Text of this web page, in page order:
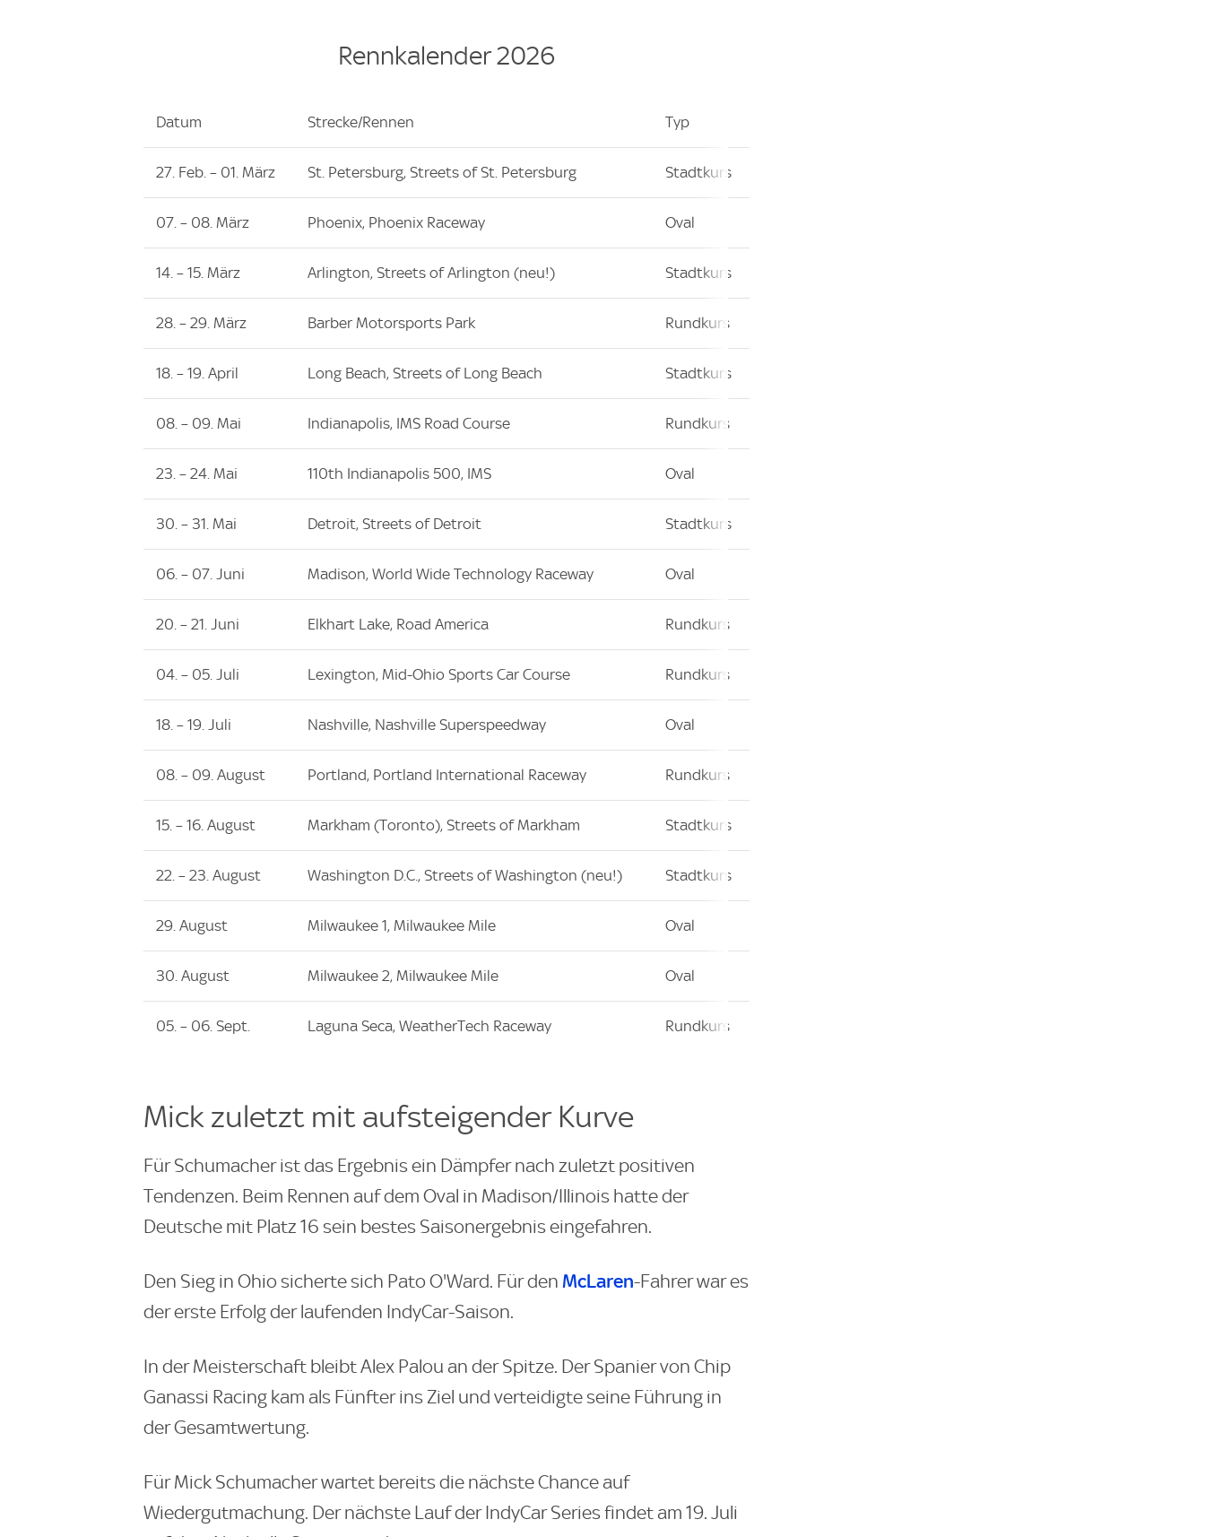
Rennkalender 2026
Datum Strecke/Rennen Typ
27. Feb. – 01. März St. Petersburg, Streets of St. Petersburg Stadtkurs
07. – 08. März Phoenix, Phoenix Raceway Oval
14. – 15. März Arlington, Streets of Arlington (neu!) Stadtkurs
28. – 29. März Barber Motorsports Park Rundkurs
18. – 19. April Long Beach, Streets of Long Beach Stadtkurs
08. – 09. Mai Indianapolis, IMS Road Course Rundkurs
23. – 24. Mai 110th Indianapolis 500, IMS Oval
30. – 31. Mai Detroit, Streets of Detroit Stadtkurs
06. – 07. Juni Madison, World Wide Technology Raceway Oval
20. – 21. Juni Elkhart Lake, Road America Rundkurs
04. – 05. Juli Lexington, Mid-Ohio Sports Car Course Rundkurs
18. – 19. Juli Nashville, Nashville Superspeedway Oval
08. – 09. August Portland, Portland International Raceway Rundkurs
15. – 16. August Markham (Toronto), Streets of Markham Stadtkurs
22. – 23. August Washington D.C., Streets of Washington (neu!) Stadtkurs
29. August Milwaukee 1, Milwaukee Mile Oval
30. August Milwaukee 2, Milwaukee Mile Oval
05. – 06. Sept. Laguna Seca, WeatherTech Raceway Rundkurs
Mick zuletzt mit aufsteigender Kurve
Für Schumacher ist das Ergebnis ein Dämpfer nach zuletzt positiven
Tendenzen. Beim Rennen auf dem Oval in Madison/Illinois hatte der
Deutsche mit Platz 16 sein bestes Saisonergebnis eingefahren.
Den Sieg in Ohio sicherte sich Pato O'Ward. Für den McLaren-Fahrer war es
der erste Erfolg der laufenden IndyCar-Saison.
In der Meisterschaft bleibt Alex Palou an der Spitze. Der Spanier von Chip
Ganassi Racing kam als Fünfter ins Ziel und verteidigte seine Führung in
der Gesamtwertung.
Für Mick Schumacher wartet bereits die nächste Chance auf
Wiedergutmachung. Der nächste Lauf der IndyCar Series findet am 19. Juli